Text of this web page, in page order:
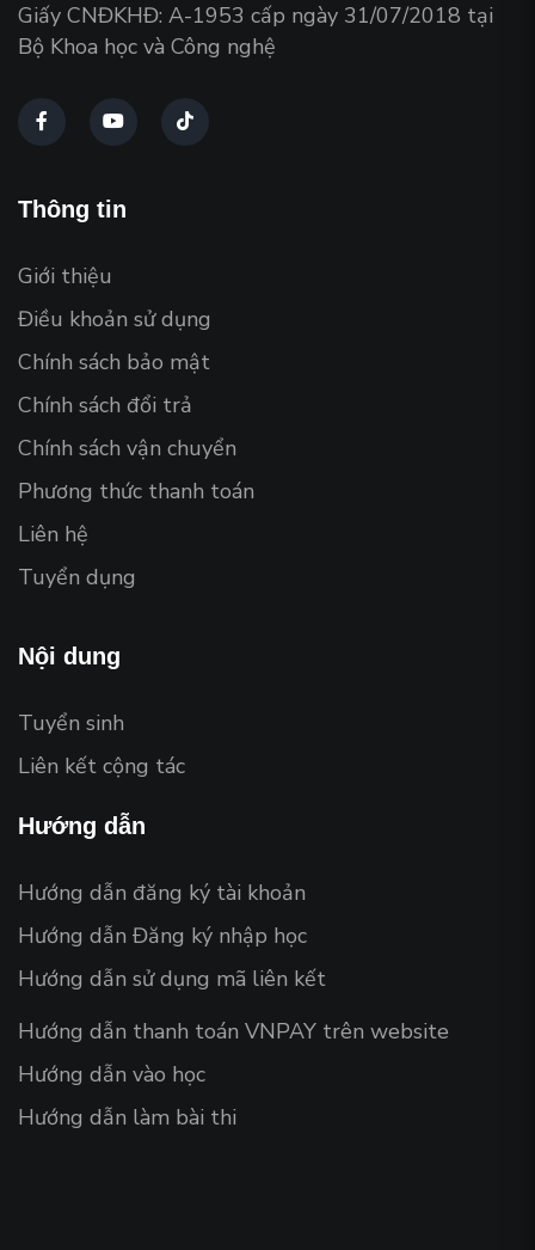
Giấy CNĐKHĐ: A-1953 cấp ngày 31/07/2018 tại
Bộ Khoa học và Công nghệ
Thông tin
Giới thiệu
Điều khoản sử dụng
Chính sách bảo mật
Chính sách đổi trả
Chính sách vận chuyển
Phương thức thanh toán
Liên hệ
Tuyển dụng
Nội dung
Tuyển sinh
Liên kết cộng tác
Hướng dẫn
Hướng dẫn đăng ký tài khoản
Hướng dẫn Đăng ký nhập học
Hướng dẫn sử dụng mã liên kết
Hướng dẫn thanh toán VNPAY trên website
Hướng dẫn vào học
Hướng dẫn làm bài thi